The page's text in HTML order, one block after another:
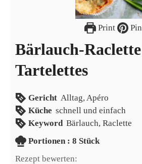
Print Pin
Bärlauch-Raclette
Tartelettes
Gericht Alltag, Apéro
Küche schnell und einfach
Keyword Bärlauch, Raclette
Portionen
Portionen :8 Stück
Rezept bewerten: